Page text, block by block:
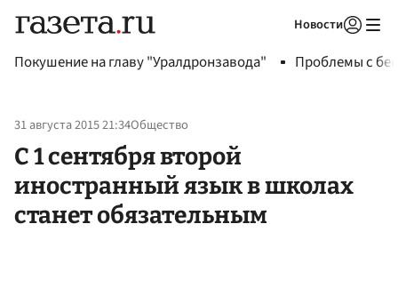
Новости
Покушение на главу "Уралдронзавода" Проблемы с
31 августа 2015 21:34Общество
С 1 сентября второй
иностранный язык в школах
станет обязательным